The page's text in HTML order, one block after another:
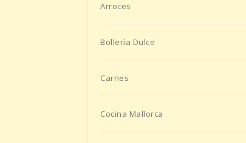
Arroces
Bollería Dulce
Carnes
Cocina Mallorca